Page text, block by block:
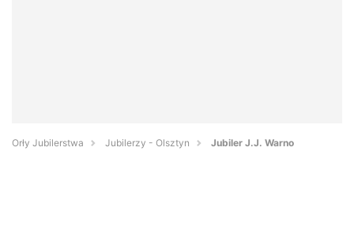
Orły Jubilerstwa Jubilerzy - Olsztyn Jubiler J.J. Warno